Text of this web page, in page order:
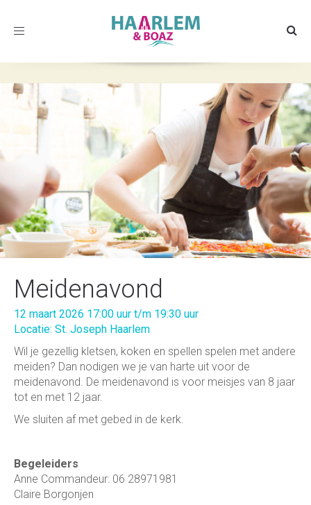
Toggle
Meidenavond
12 maart 2026 17:00 uur t/m 19:30 uur
Locatie: St. Joseph Haarlem
Wil je gezellig kletsen, koken en spellen spelen met andere
meiden? Dan nodigen we je van harte uit voor de
meidenavond. De meidenavond is voor meisjes van 8 jaar
tot en met 12 jaar.
We sluiten af met gebed in de kerk.
Begeleiders
Anne Commandeur: 06 28971981
Claire Borgonjen